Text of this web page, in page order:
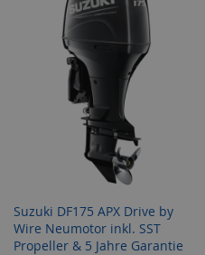
HINZUFÜGEN
HINZUFÜGEN
Suzuki DF175 APX Drive by
Wire Neumotor inkl. SST
Propeller & 5 Jahre Garantie